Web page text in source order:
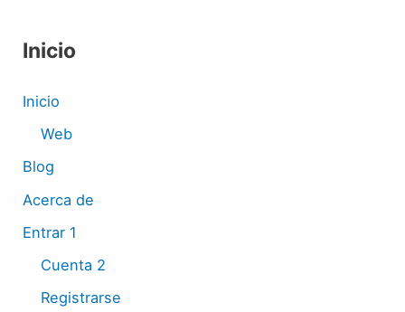
Inicio
Inicio
Web
Blog
Acerca de
Entrar 1
Cuenta 2
Registrarse